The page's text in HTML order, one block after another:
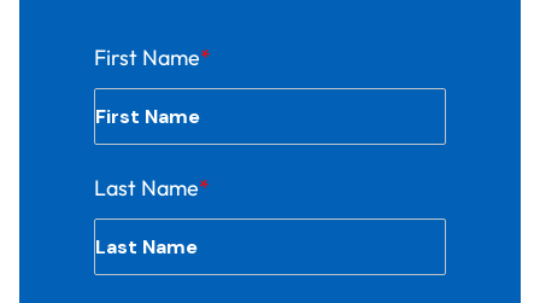
First Name*
Last Name*